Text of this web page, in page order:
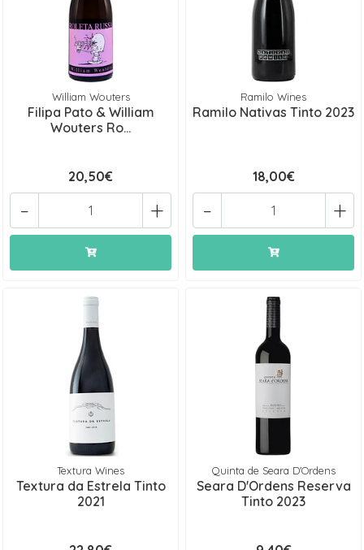
William Wouters
Filipa Pato & William
Wouters Ro...
20,50€
+
-
Ramilo Wines
Ramilo Nativas Tinto 2023
18,00€
+
-
Textura Wines
Textura da Estrela Tinto
2021
Quinta de Seara D'Ordens
Seara D'Ordens Reserva
Tinto 2023